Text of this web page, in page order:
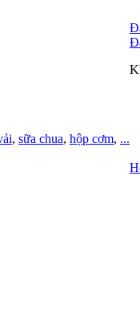
, sữa chua, hộp cơm, ...